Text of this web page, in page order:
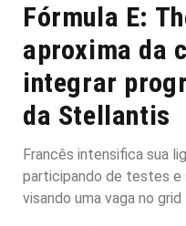
Fórmula E:
aproxima da
integrar
da Stellantis
Francês intensifica sua
participando de testes e
visando uma vaga no grid